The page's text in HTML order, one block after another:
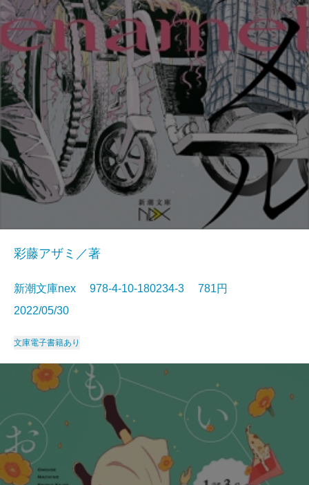
彩藤アザミ／著
新潮文庫nex 978-4-10-180234-3 781円
2022/05/30
文庫電子書籍あり